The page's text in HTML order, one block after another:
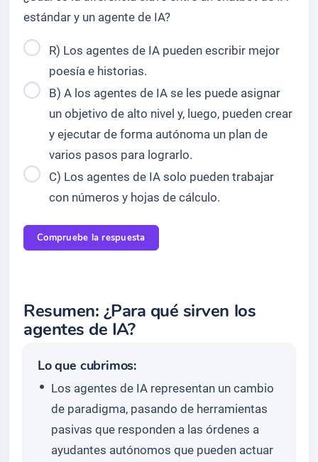
estándar y un agente de IA?
R) Los agentes de IA pueden escribir mejor
poesía e historias.
B) A los agentes de IA se les puede asignar
un objetivo de alto nivel y, luego, pueden crear
y ejecutar de forma autónoma un plan de
varios pasos para lograrlo.
C) Los agentes de IA solo pueden trabajar
con números y hojas de cálculo.
Compruebe la respuesta
Resumen: ¿Para qué sirven los
agentes de IA?
Lo que cubrimos:
Los agentes de IA representan un cambio
de paradigma, pasando de herramientas
pasivas que responden a las órdenes a
ayudantes autónomos que pueden actuar